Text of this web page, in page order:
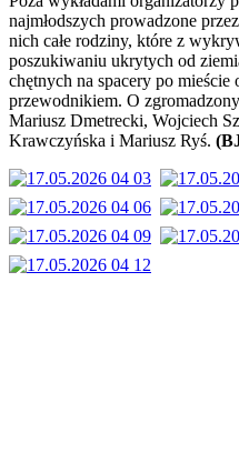
najmłodszych prowadzone
nich całe rodziny, które z
poszukiwaniu ukrytych od
chętnych na spacery po mieście
przewodnikiem. O
Mariusz Dmetrecki, Wojciech
Krawczyńska i Mariusz Ryś.